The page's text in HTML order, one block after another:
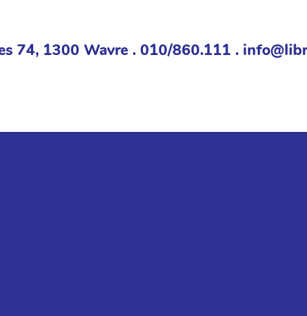
74, 1300 Wavre . 010/860.111 .